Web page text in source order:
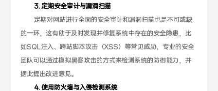
3. 定期安全审计与漏洞扫描
定期对网站进行全面的安全审计和漏洞扫描也是不可或缺
的一环，这有助于及时发现并修复系统中存在的安全隐患，比
如SQL注入、跨站脚本攻击（XSS）等常见威胁，专业的安全
团队可以通过模拟黑客攻击的方式来检测系统的防御能力，并
据此提出改进意见。
4. 使用防火墙与入侵检测系统